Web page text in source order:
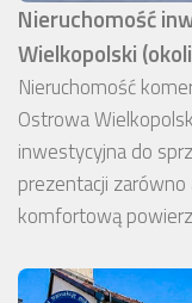
Nieruchomość
Wielkopolski
Nieruchomość
Ostrowa
inwestycyjna do
prezentacji zarówno
komfortową